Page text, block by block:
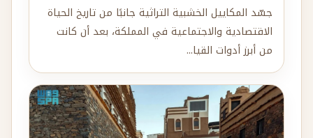
جسّد المكاييل الخشبية التراثية جانبًا من تاريخ الحياة
الاقتصادية والاجتماعية في المملكة، بعد أن كانت
من أبرز أدوات القيا...